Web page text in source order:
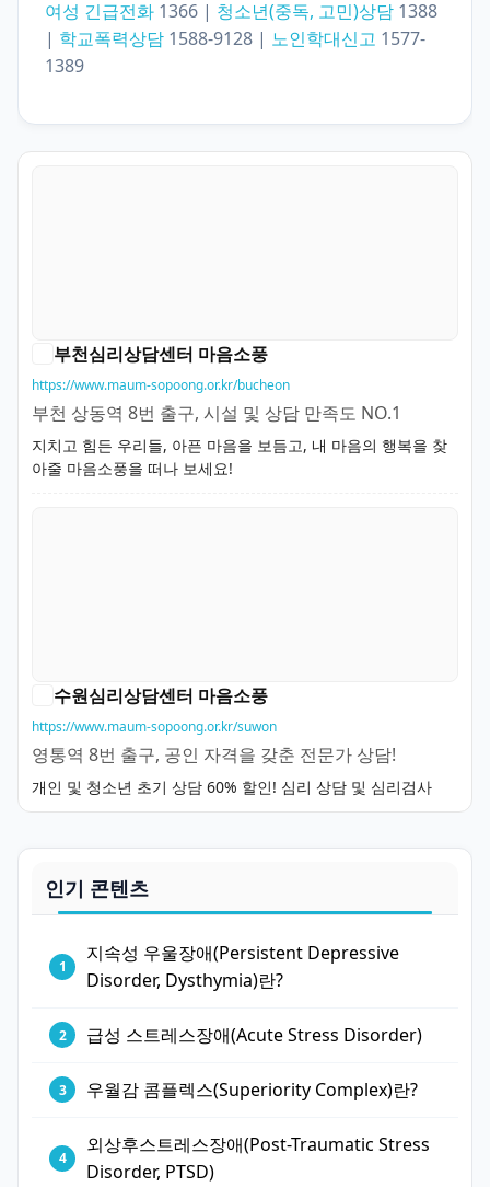
여성 긴급전화 1366 | 청소년(중독, 고민)상담 1388
| 학교폭력상담 1588-9128 | 노인학대신고 1577-
1389
부천심리상담센터 마음소풍
https://www.maum-sopoong.or.kr/bucheon
부천 상동역 8번 출구, 시설 및 상담 만족도 NO.1
지치고 힘든 우리들, 아픈 마음을 보듬고, 내 마음의 행복을 찾
아줄 마음소풍을 떠나 보세요!
수원심리상담센터 마음소풍
https://www.maum-sopoong.or.kr/suwon
영통역 8번 출구, 공인 자격을 갖춘 전문가 상담!
개인 및 청소년 초기 상담 60% 할인! 심리 상담 및 심리검사
인기 콘텐츠
지속성 우울장애(Persistent Depressive
Disorder, Dysthymia)란?
급성 스트레스장애(Acute Stress Disorder)
우월감 콤플렉스(Superiority Complex)란?
외상후스트레스장애(Post-Traumatic Stress
Disorder, PTSD)